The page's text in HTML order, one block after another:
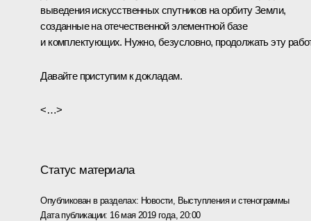
выведения искусственных спутников на орбиту Земли,
созданные на отечественной элементной базе
и комплектующих. Нужно, безусловно, продолжать эту
Давайте приступим к докладам.
<…>
Статус материала
Опубликован в разделах: Новости, Выступления и стенограммы
Дата публикации: 16 мая 2019 года, 20:00